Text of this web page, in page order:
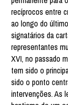
recíprocos entre
ao longo do
signatários da
representantes
XVI, no passado
tem sido o
sido o ponto
intervenções. As